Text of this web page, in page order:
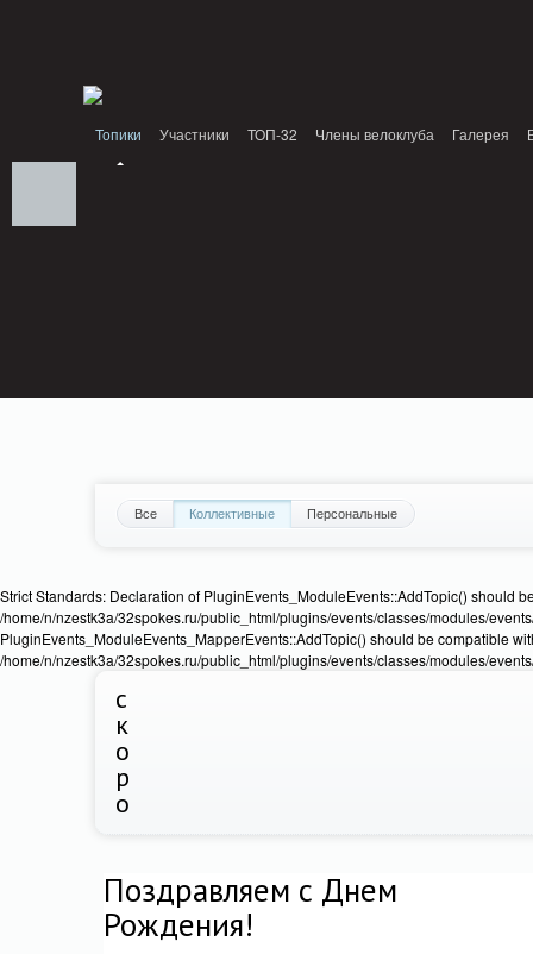
Топики Участники ТОП-32 Члены велоклуба Галерея
Все Коллективные Персональные
Strict Standards: Declaration of PluginEvents_ModuleEvents::AddTopic() should
/home/n/nzestk3a/32spokes.ru/public_html/plugins/events/classes/modules/
PluginEvents_ModuleEvents_MapperEvents::AddTopic() should be compatible
/home/n/nzestk3a/32spokes.ru/public_html/plugins/events/classes/modules/
с
к
о
р
о
Поздравляем с Днем
Рождения!